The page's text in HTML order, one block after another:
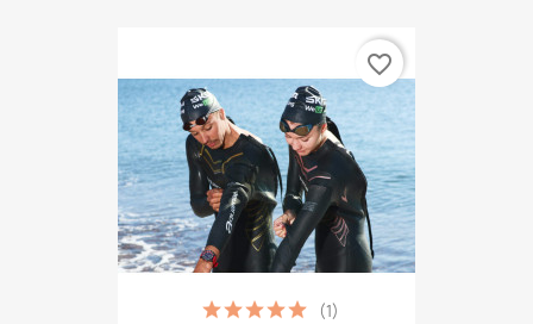
(1)
favorite_border